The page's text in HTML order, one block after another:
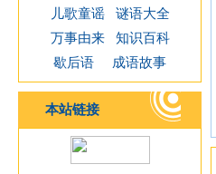
儿歌童谣
谜语大全
万事由来
知识百科
歇后语
成语故事
本站链接